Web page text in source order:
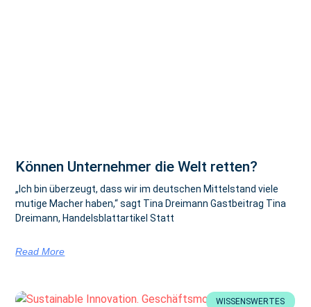
Können Unternehmer die Welt retten?
„Ich bin überzeugt, dass wir im deutschen Mittelstand viele
mutige Macher haben,“ sagt Tina Dreimann Gastbeitrag Tina
Dreimann, Handelsblattartikel Statt
Read More
WISSENSWERTES